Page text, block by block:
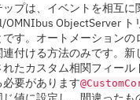
プは、イベントを相互
OMNIbus ObjectServer
です。オートメーション
連付ける方法のみです。
たカスタム相関フィー
要があります